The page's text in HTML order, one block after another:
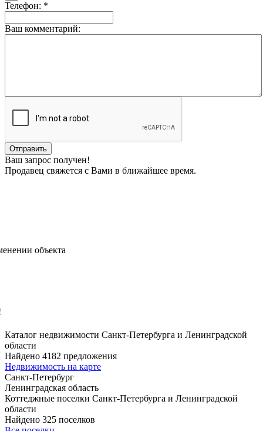
Телефон: *
Ваш комментарий:
Ваш запрос получен!
Продавец свяжется с Вами в ближайшее время.
объекта
Каталог недвижимости Санкт-Петербурга и Ленинградской
области
Найдено 4182 предложения
Недвижимость на карте
Санкт-Петербург
Ленинградская область
Коттеджные поселки Санкт-Петербурга и Ленинградской
области
Найдено 325 поселков